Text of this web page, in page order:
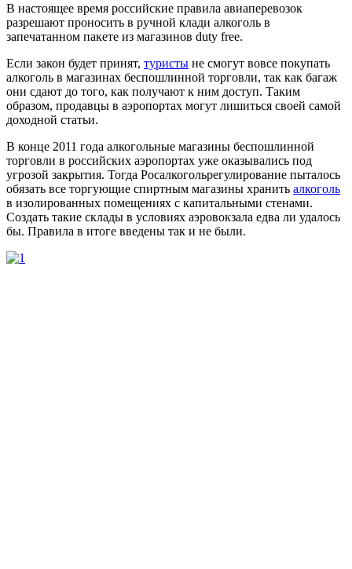
В настоящее время российские правила авиаперевозок
разрешают проносить в ручной клади алкоголь в
запечатанном пакете из магазинов duty free.
Если закон будет принят, туристы не смогут вовсе покупать
алкоголь в магазинах беспошлинной торговли, так как багаж
они сдают до того, как получают к ним доступ. Таким
образом, продавцы в аэропортах могут лишиться своей самой
доходной статьи.
В конце 2011 года алкогольные магазины беспошлинной
торговли в российских аэропортах уже оказывались под
угрозой закрытия. Тогда Росалкогольрегулирование пыталось
обязать все торгующие спиртным магазины хранить алкоголь
в изолированных помещениях с капитальными стенами.
Создать такие склады в условиях аэровокзала едва ли удалось
бы. Правила в итоге введены так и не были.